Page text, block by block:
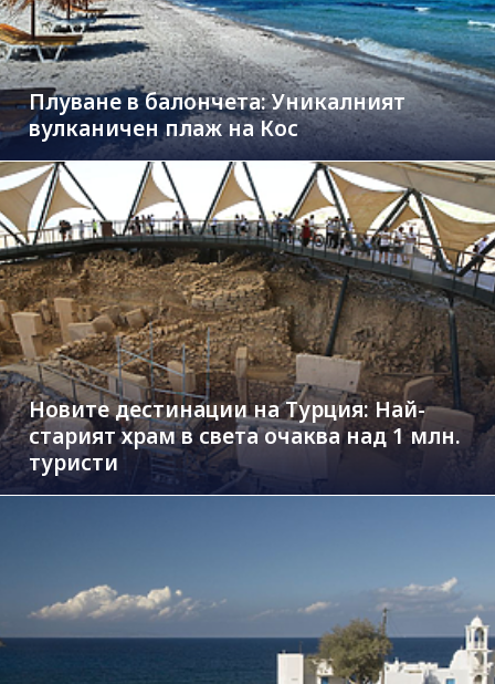
Плуване в балончета: Уникалният
вулканичен плаж на Кос
Новите дестинации на Турция: Най-
старият храм в света очаква над 1 млн.
туристи